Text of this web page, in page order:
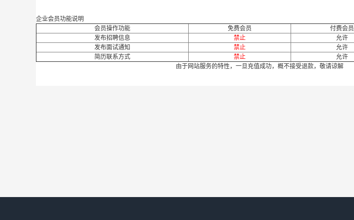
企业会员功能说明
会员操作功能
免费会员
付费会员
发布招聘信息
禁止
允许
发布面试通知
禁止
允许
简历联系方式
禁止
允许
由于网站服务的特性，一旦充值成功，概不接受退款，敬请谅解